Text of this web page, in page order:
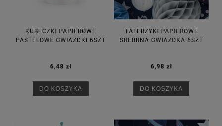
KUBECZKI PAPIEROWE
PASTELOWE GWIAZDKI 6SZT
6,48 zł
DO KOSZYKA
TALERZYKI PAPIEROWE
SREBRNA GWIAZDKA 6SZT
6,98 zł
DO KOSZYKA